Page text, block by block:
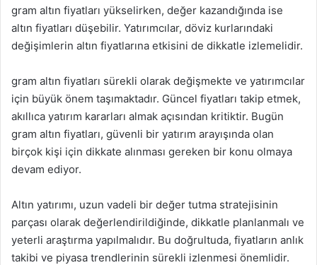
gram altın fiyatları yükselirken, değer kazandığında ise
altın fiyatları düşebilir. Yatırımcılar, döviz kurlarındaki
değişimlerin altın fiyatlarına etkisini de dikkatle izlemelidir.
gram altın fiyatları sürekli olarak değişmekte ve yatırımcılar
için büyük önem taşımaktadır. Güncel fiyatları takip etmek,
akıllıca yatırım kararları almak açısından kritiktir. Bugün
gram altın fiyatları, güvenli bir yatırım arayışında olan
birçok kişi için dikkate alınması gereken bir konu olmaya
devam ediyor.
Altın yatırımı, uzun vadeli bir değer tutma stratejisinin
parçası olarak değerlendirildiğinde, dikkatle planlanmalı ve
yeterli araştırma yapılmalıdır. Bu doğrultuda, fiyatların anlık
takibi ve piyasa trendlerinin sürekli izlenmesi önemlidir.